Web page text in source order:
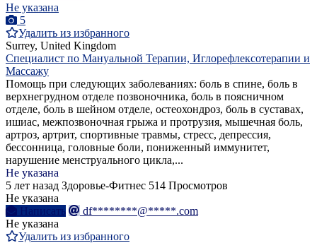
Не указана
5
Удалить из избранного
Surrey, United Kingdom
Специалист по Мануальной Терапии, Иглорефлексотерапии и
Массажу
Помощь при следующих заболеваниях: боль в спине, боль в
верхнегрудном отделе позвоночника, боль в поясничном
отделе, боль в шейном отделе, остеохондроз, боль в суставах,
ишиас, межпозвоночная грыжа и протрузия, мышечная боль,
артроз, артрит, спортивные травмы, стресс, депрессия,
бессонница, головные боли, пониженный иммунитет,
нарушение менструального цикла,...
Не указана
5 лет назад Здоровье-Фитнес 514 Просмотров
Не указана
Написать
df********@*****.com
Не указана
Удалить из избранного